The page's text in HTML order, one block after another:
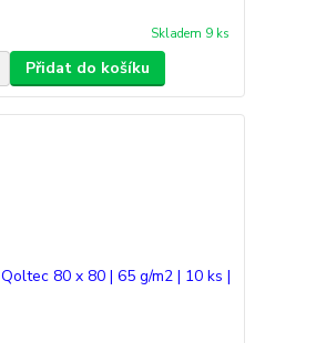
Skladem 9 ks
Přidat do košíku